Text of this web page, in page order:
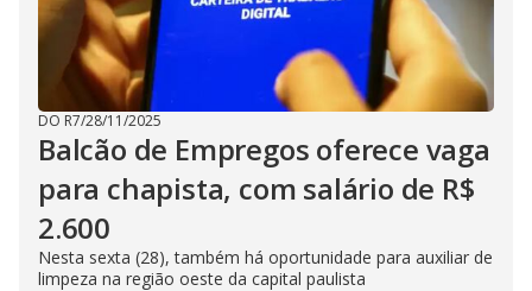
DO R7/28/11/2025
Balcão de Empregos oferece vaga
para chapista, com salário de R$
2.600
Nesta sexta (28), também há oportunidade para auxiliar de
limpeza na região oeste da capital paulista